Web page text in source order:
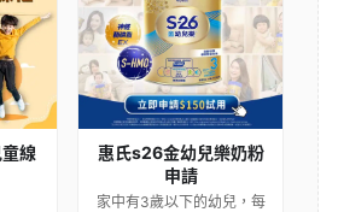
線
惠氏s26金幼兒樂奶粉
申請
家中有3歲以下的幼兒，每